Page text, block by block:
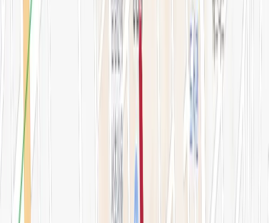
오시는 길